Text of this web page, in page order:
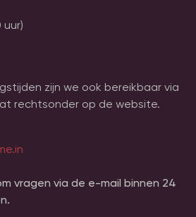
zijn we ook bereikbaar via
rechtsonder op de website.
vragen via de e-mail binnen 24